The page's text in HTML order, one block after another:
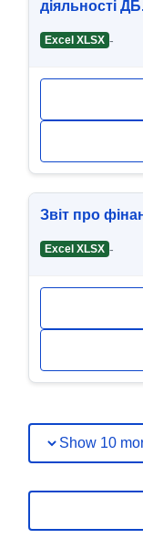
діяльності
Excel XLSX -
Звіт про
Excel XLSX -
Show 10